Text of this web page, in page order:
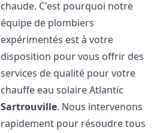
chaude. C'est pourquoi notre
équipe de plombiers
expérimentés est à votre
disposition pour vous offrir des
services de qualité pour votre
chauffe eau solaire Atlantic
Sartrouville. Nous intervenons
rapidement pour résoudre tous